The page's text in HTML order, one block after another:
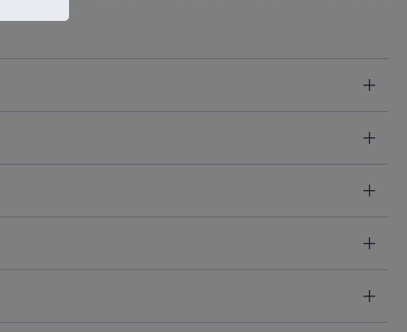
54 cm ainsi que le modèle rond de 43 cm de diamètre,